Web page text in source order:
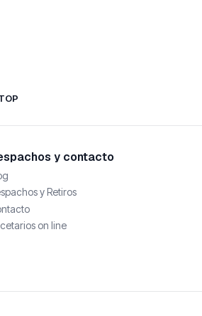
y contacto
y Retiros
on line